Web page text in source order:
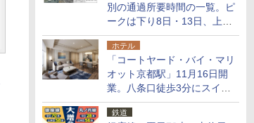
別の通過所要時間の一覧。ピ
ークは下り8日・13日、上り
14日・15日
ホテル
「コートヤード・バイ・マリ
オット京都駅」11月16日開
業。八条口徒歩3分にスイー
ト含む全270室、ダイニング
も併設
鉄道